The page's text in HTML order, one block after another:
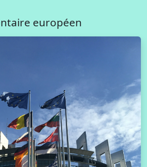
européen